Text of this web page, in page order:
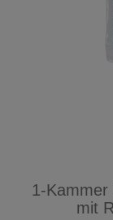
1-Kammer
mit